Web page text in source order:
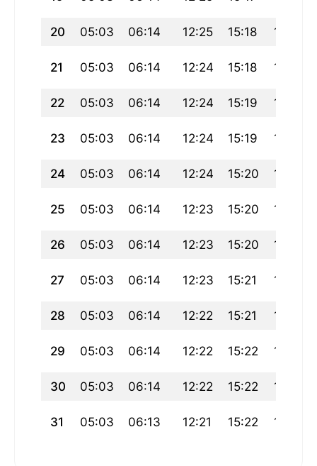
20 05:03 06:14 12:25 15:18 18:35
21 05:03 06:14 12:24 15:18 18:34
22 05:03 06:14 12:24 15:19 18:34
23 05:03 06:14 12:24 15:19 18:34
24 05:03 06:14 12:24 15:20 18:33
25 05:03 06:14 12:23 15:20 18:33
26 05:03 06:14 12:23 15:20 18:32
27 05:03 06:14 12:23 15:21 18:32
28 05:03 06:14 12:22 15:21 18:31
29 05:03 06:14 12:22 15:22 18:31
30 05:03 06:14 12:22 15:22 18:30
31 05:03 06:13 12:21 15:22 18:30